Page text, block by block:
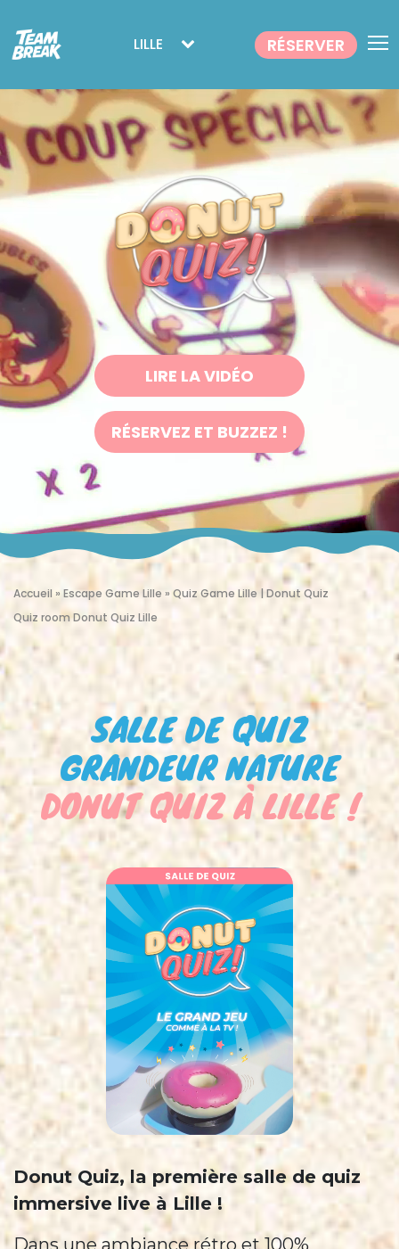
LILLE RÉSERVER
LIRE LA VIDÉO
RÉSERVEZ ET BUZZEZ !
Accueil » Escape Game Lille » Quiz Game Lille | Donut Quiz
Quiz room Donut Quiz Lille
SALLE DE QUIZ
GRANDEUR NATURE
DONUT QUIZ À LILLE !
Donut Quiz, la première salle de quiz
immersive live à Lille !
Dans une ambiance rétro et 100%